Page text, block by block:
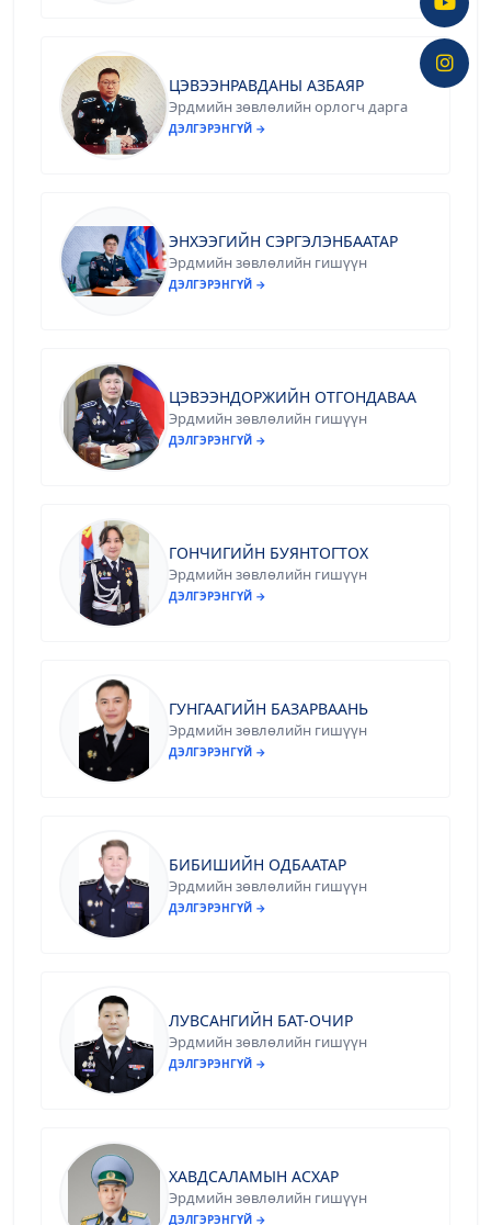
ЦЭВЭЭНРАВДАНЫ АЗБАЯР
Эрдмийн зөвлөлийн орлогч дарга
ДЭЛГЭРЭНГҮЙ →
ЭНХЭЭГИЙН СЭРГЭЛЭНБААТАР
Эрдмийн зөвлөлийн гишүүн
ДЭЛГЭРЭНГҮЙ →
ЦЭВЭЭНДОРЖИЙН ОТГОНДАВАА
Эрдмийн зөвлөлийн гишүүн
ДЭЛГЭРЭНГҮЙ →
ГОНЧИГИЙН БУЯНТОГТОХ
Эрдмийн зөвлөлийн гишүүн
ДЭЛГЭРЭНГҮЙ →
ГУНГААГИЙН БАЗАРВААНЬ
Эрдмийн зөвлөлийн гишүүн
ДЭЛГЭРЭНГҮЙ →
БИБИШИЙН ОДБААТАР
Эрдмийн зөвлөлийн гишүүн
ДЭЛГЭРЭНГҮЙ →
ЛУВСАНГИЙН БАТ-ОЧИР
Эрдмийн зөвлөлийн гишүүн
ДЭЛГЭРЭНГҮЙ →
ХАВДСАЛАМЫН АСХАР
Эрдмийн зөвлөлийн гишүүн
ДЭЛГЭРЭНГҮЙ →